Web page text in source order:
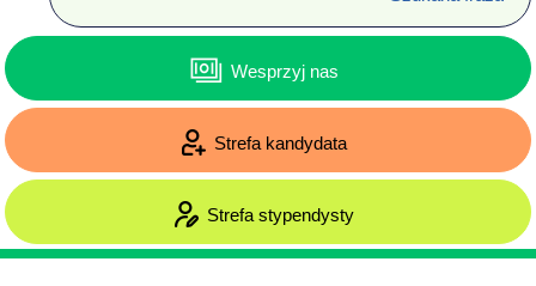
Wesprzyj nas
Strefa kandydata
Strefa stypendysty